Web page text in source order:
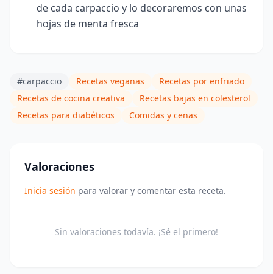
de cada carpaccio y lo decoraremos con unas
hojas de menta fresca
#carpaccio Recetas veganas
Recetas por enfriado
Recetas de cocina creativa
Recetas bajas en colesterol
Recetas para diabéticos
Comidas y cenas
Valoraciones
Inicia sesión para valorar y comentar esta receta.
Sin valoraciones todavía. ¡Sé el primero!